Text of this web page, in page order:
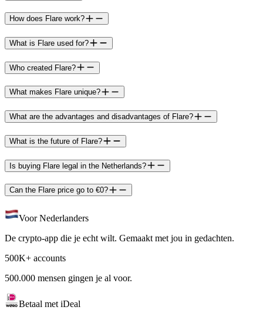
How does Flare work?
What is Flare used for?
Who created Flare?
What makes Flare unique?
What are the advantages and disadvantages of Flare?
What is the future of Flare?
Is buying Flare legal in the Netherlands?
Can the Flare price go to €0?
Voor Nederlanders
De crypto-app die je echt wilt. Gemaakt met jou in gedachten.
500K+ accounts
500.000 mensen gingen je al voor.
Betaal met iDeal